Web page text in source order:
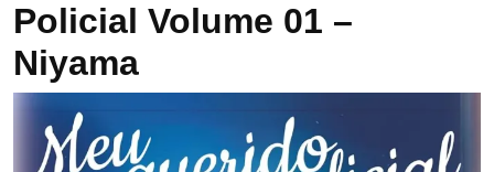
Policial Volume 01 –
Niyama